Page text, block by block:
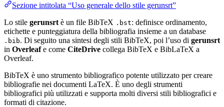
Sezione intitolata “Uso generale dello stile gerunsrt”
Lo stile gerunsrt è un file BibTeX .bst: definisce ordinamento,
etichette e punteggiatura della bibliografia insieme a un database
.bib. Di seguito una sintesi degli stili BibTeX, poi l’uso di gerunsrt
in Overleafe come CiteDrive collega BibTeX e BibLaTeX a
Overleaf.
BibTeX è uno strumento bibliografico potente utilizzato per creare
bibliografie nei documenti LaTeX. È uno degli strumenti
bibliografici più utilizzati e supporta molti diversi stili bibliografici e
formati di citazione.